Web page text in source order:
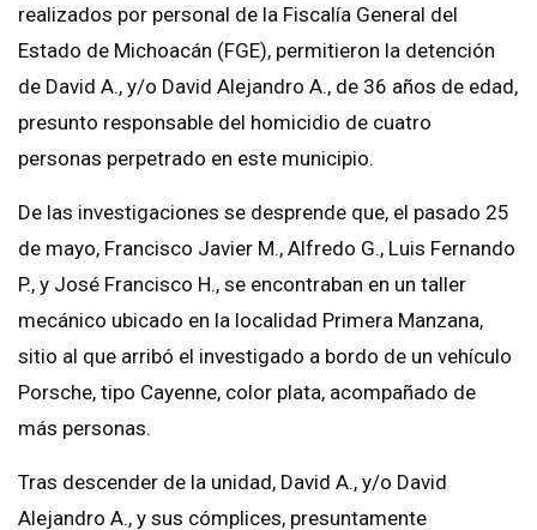
realizados por personal de la Fiscalía General del
Estado de Michoacán (FGE), permitieron la detención
de David A., y/o David Alejandro A., de 36 años de edad,
presunto responsable del homicidio de cuatro
personas perpetrado en este municipio.
De las investigaciones se desprende que, el pasado 25
de mayo, Francisco Javier M., Alfredo G., Luis Fernando
P., y José Francisco H., se encontraban en un taller
mecánico ubicado en la localidad Primera Manzana,
sitio al que arribó el investigado a bordo de un vehículo
Porsche, tipo Cayenne, color plata, acompañado de
más personas.
Tras descender de la unidad, David A., y/o David
Alejandro A., y sus cómplices, presuntamente